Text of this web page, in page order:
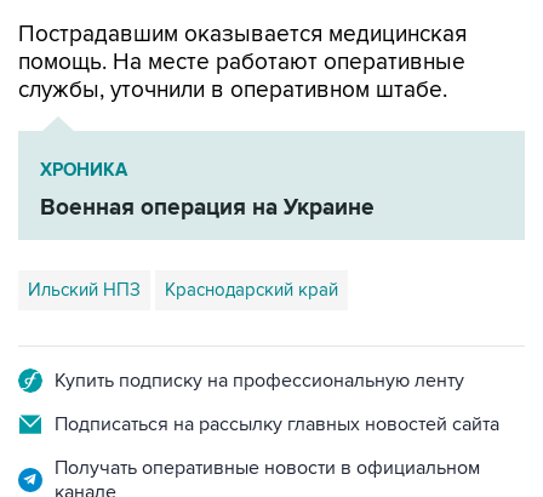
Пострадавшим оказывается медицинская
помощь. На месте работают оперативные
службы, уточнили в оперативном штабе.
ХРОНИКА
Военная операция на Украине
Ильский НПЗ Краснодарский край
Купить подписку на профессиональную ленту
Подписаться на рассылку главных новостей сайта
Получать оперативные новости в официальном